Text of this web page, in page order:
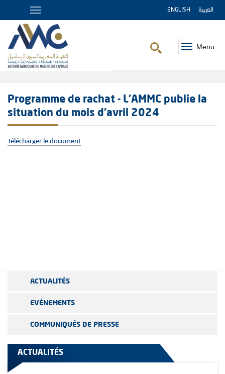
ENGLISH العربية
Menu
Programme de rachat - L'AMMC publie la
situation du mois d’avril 2024
Télécharger le document
ACTUALITÉS
EVÉNEMENTS
COMMUNIQUÉS DE PRESSE
ACTUALITÉS